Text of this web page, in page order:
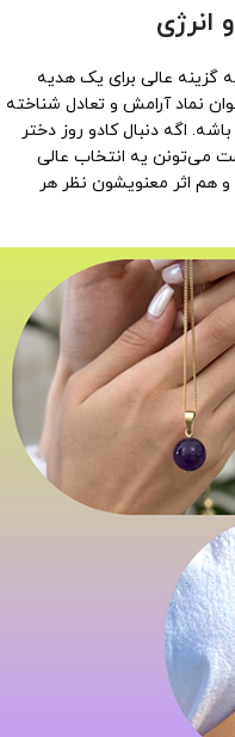
گزینه عالی برای یک هدیه
نماد آرامش و تعادل شناخته
اگه دنبال کادو روز دختر
می‌تونن یه انتخاب عالی
اثر معنویشون نظر هر